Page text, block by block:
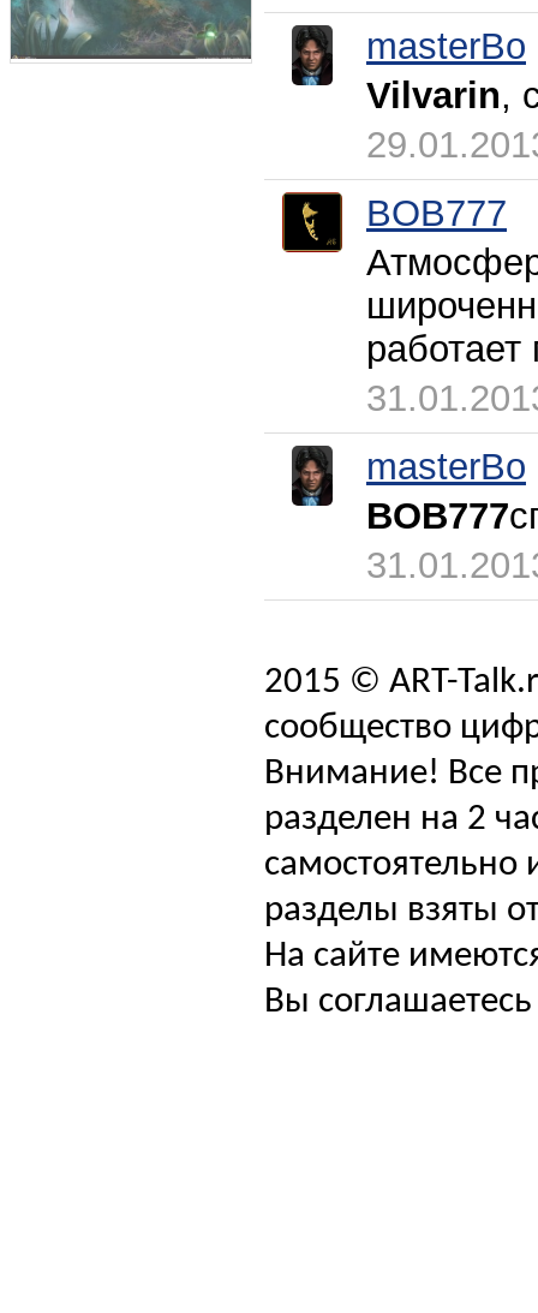
masterBo
Vilvarin,
BOB777
masterBo
BOB777
2015 © ART-
сообщество
Внимание! Все
разделен на 2
самостоятельно
разделы взяты
На сайте
Вы